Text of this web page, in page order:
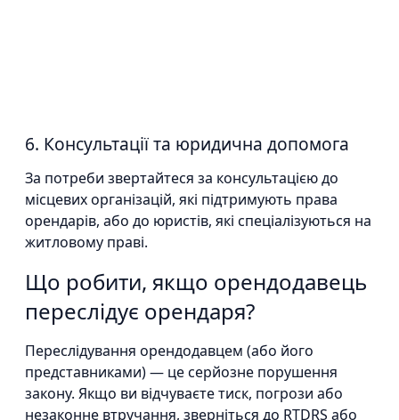
6. Консультації та юридична допомога
За потреби звертайтеся за консультацією до
місцевих організацій, які підтримують права
орендарів, або до юристів, які спеціалізуються на
житловому праві.
Що робити, якщо орендодавець
переслідує орендаря?
Переслідування орендодавцем (або його
представниками) — це серйозне порушення
закону. Якщо ви відчуваєте тиск, погрози або
незаконне втручання, зверніться до RTDRS або